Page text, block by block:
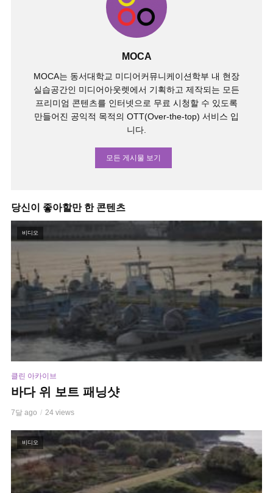
MOCA
MOCA는 동서대학교 미디어커뮤니케이션학부 내 현장
실습공간인 미디어아웃렛에서 기획하고 제작되는 모든
프리미엄 콘텐츠를 인터넷으로 무료 시청할 수 있도록
만들어진 공익적 목적의 OTT(Over-the-top) 서비스 입
니다.
모든 게시물 보기
당신이 좋아할만 한 콘텐츠
비디오
클린 아카이브
바다 위 보트 패닝샷
7달 ago 24 views
비디오